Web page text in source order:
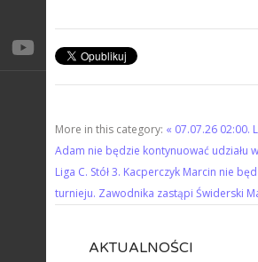
More in this category: « 07.07.26 02:00.
Adam nie będzie kontynuować udziału
Liga C. Stół 3. Kacperczyk Marcin nie
turnieju. Zawodnika zastąpi Świderski
AKTUALNOŚCI